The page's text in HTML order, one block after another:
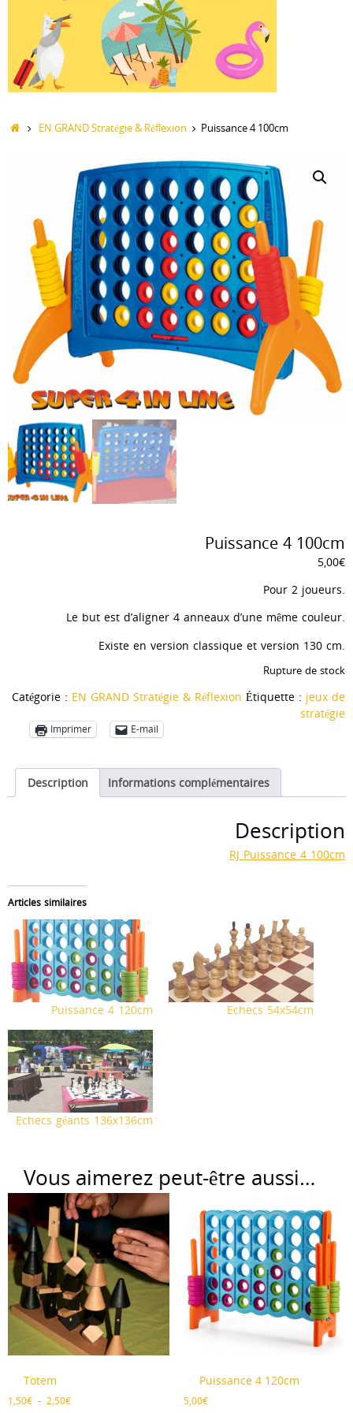
AccueilEN GRAND Stratégie & Réflexion Puissance 4 100cm
Puissance 4 100cm
5,00€
Pour 2 joueurs.
Le but est d’aligner 4 anneaux d’une même couleur.
Existe en version classique et version 130 cm.
Rupture de stock
Catégorie : EN GRAND Stratégie & Réflexion Étiquette : jeux de
stratégie
Imprimer E-mail
Description Informations complémentaires
Description
RJ Puissance 4 100cm
Articles similaires
Puissance 4 120cm Echecs 54x54cm
Echecs géants 136x136cm
Vous aimerez peut-être aussi…
Totem
1,50€ – 2,50€Plage
Puissance 4 120cm
5,00€